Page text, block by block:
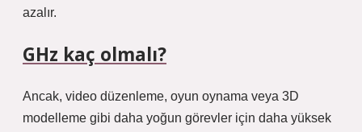
azalır.
GHz kaç olmalı?
Ancak, video düzenleme, oyun oynama veya 3D
modelleme gibi daha yoğun görevler için daha yüksek